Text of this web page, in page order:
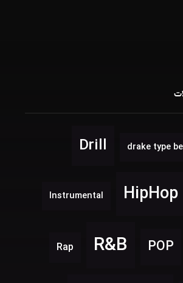
drake type
Drill
HipHop
Instrumental
POP
R&B
Rap